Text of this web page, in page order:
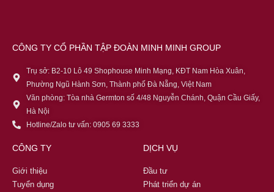
CÔNG TY CỔ PHẦN TẬP ĐOÀN MINH MINH GROUP
Trụ sở: B2-10 Lô 49 Shophouse Minh Mạng, KĐT Nam Hòa Xuân,
Phường Ngũ Hành Sơn, Thành phố Đà Nẵng, Việt Nam
Văn phòng: Tòa nhà Germton số 4/48 Nguyễn Chánh, Quận Cầu Giấy,
Hà Nội
Hotline/Zalo tư vấn: 0905 69 3333
CÔNG TY
Giới thiệu
Tuyển dụng
DỊCH VỤ
Đầu tư
Phát triển dự án